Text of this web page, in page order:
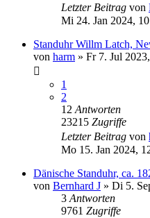
Letzter Beitrag von
Mi 24. Jan 2024,
Standuhr Willm Latch,
von harm » Fr 7. Jul
1
2
12 Antworten
23215 Zugriffe
Letzter Beitrag von
Mo 15. Jan 2024,
Dänische Standuhr, ca.
von Bernhard J » Di 5.
3 Antworten
9761 Zugriffe